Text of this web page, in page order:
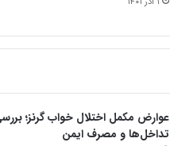
عوارض مکمل اختلال خواب گرنز؛
تداخل‌ها و مصرف ایمن